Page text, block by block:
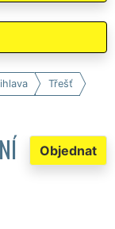
Třešť
Objednat